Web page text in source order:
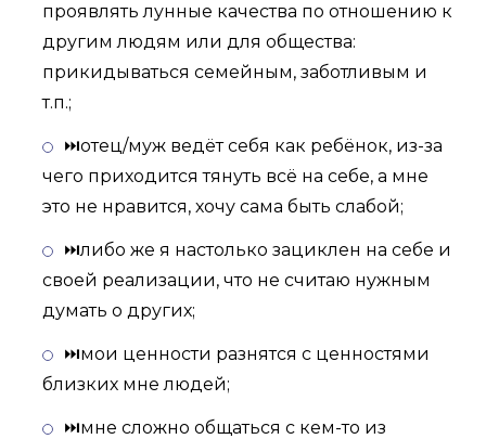
проявлять лунные качества по отношению к
другим людям или для общества:
прикидываться семейным, заботливым и
т.п.;
⏭отец/муж ведёт себя как ребёнок, из-за
чего приходится тянуть всё на себе, а мне
это не нравится, хочу сама быть слабой;
⏭либо же я настолько зациклен на себе и
своей реализации, что не считаю нужным
думать о других;
⏭мои ценности разнятся с ценностями
близких мне людей;
⏭мне сложно общаться с кем-то из